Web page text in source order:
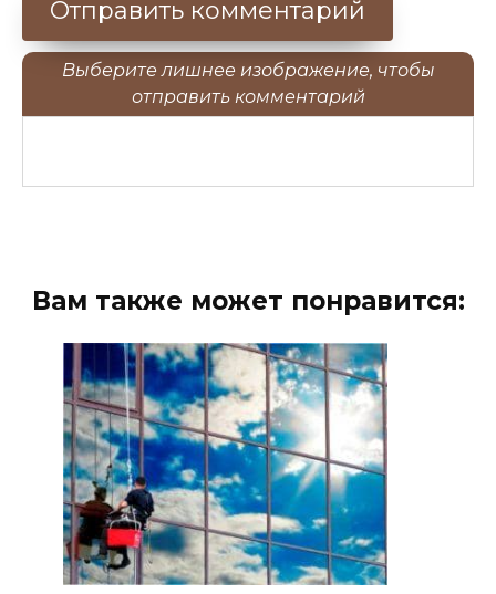
Выберите лишнее изображение, чтобы
отправить комментарий
Вам также может понравится: